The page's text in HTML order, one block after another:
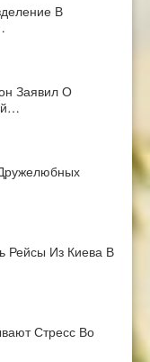
В
Заявил О
Рейсы Из Киева В
Стресс Во